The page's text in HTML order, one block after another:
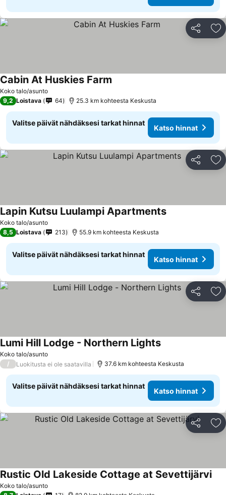
Jaa
Koko talo/asunto
Cabin At Huskies Farm
9,2 Loistava 64 25.3 km kohteesta Keskusta
Valitse päivät nähdäksesi tarkat hinnat
Katso hinnat
Jaa
Koko talo/asunto
Lapin Kutsu Luulampi Apartments
8,5 Loistava 213 55.9 km kohteesta Keskusta
Valitse päivät nähdäksesi tarkat hinnat
Katso hinnat
Jaa
Koko talo/asunto
Lumi Hill Lodge - Northern Lights
/ Luokitusta ei ole saatavilla 37.6 km kohteesta Keskusta
Valitse päivät nähdäksesi tarkat hinnat
Katso hinnat
Jaa
Koko talo/asunto
Rustic Old Lakeside Cottage at Sevettijärvi